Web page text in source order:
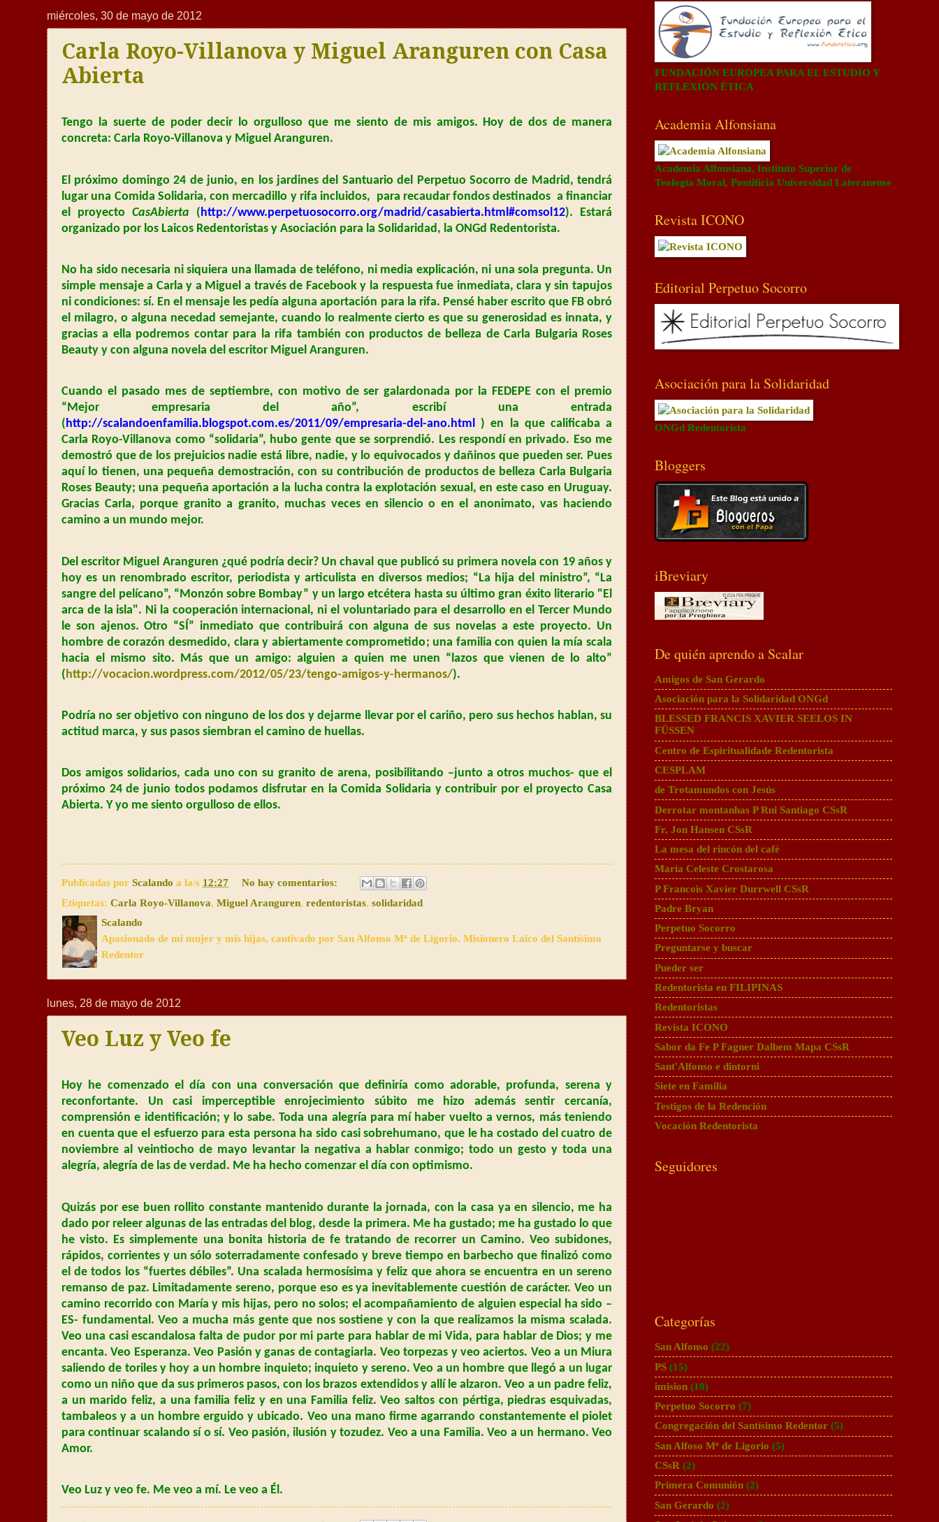
miércoles, 30 de mayo de 2012
Carla Royo-Villanova y Miguel Aranguren con Casa
Abierta
Tengo la suerte de poder decir lo orgulloso que me siento de mis amigos. Hoy de dos de manera
concreta: Carla Royo-Villanova y Miguel Aranguren.
El próximo domingo 24 de junio, en los jardines del Santuario del Perpetuo Socorro de Madrid, tendrá
lugar una Comida Solidaria, con mercadillo y rifa incluidos, para recaudar fondos destinados a financiar
el proyecto CasAbierta ( http://www.perpetuosocorro.org/madrid/casabierta.html#comsol12). Estará
organizado por los Laicos Redentoristas y Asociación para la Solidaridad, la ONGd Redentorista.
No ha sido necesaria ni siquiera una llamada de teléfono, ni media explicación, ni una sola pregunta. Un
simple mensaje a Carla y a Miguel a través de Facebook y la respuesta fue inmediata, clara y sin tapujos
ni condiciones: sí. En el mensaje les pedía alguna aportación para la rifa. Pensé haber escrito que FB obró
el milagro, o alguna necedad semejante, cuando lo realmente cierto es que su generosidad es innata, y
gracias a ella podremos contar para la rifa también con productos de belleza de Carla Bulgaria Roses
Beauty y con alguna novela del escritor Miguel Aranguren.
Cuando el pasado mes de septiembre, con motivo de ser galardonada por la FEDEPE con el premio
“Mejor empresaria del año”, escribí una entrada
(http://scalandoenfamilia.blogspot.com.es/2011/09/empresaria-del-ano.html ) en la que calificaba a
Carla Royo-Villanova como “solidaria”, hubo gente que se sorprendió. Les respondí en privado. Eso me
demostró que de los prejuicios nadie está libre, nadie, y lo equivocados y dañinos que pueden ser. Pues
aquí lo tienen, una pequeña demostración, con su contribución de productos de belleza Carla Bulgaria
Roses Beauty; una pequeña aportación a la lucha contra la explotación sexual, en este caso en Uruguay.
Gracias Carla, porque granito a granito, muchas veces en silencio o en el anonimato, vas haciendo
camino a un mundo mejor.
Del escritor Miguel Aranguren ¿qué podría decir? Un chaval que publicó su primera novela con 19 años y
hoy es un renombrado escritor, periodista y articulista en diversos medios; “La hija del ministro”, “La
sangre del pelícano”, “Monzón sobre Bombay” y un largo etcétera hasta su último gran éxito literario "El
arca de la isla". Ni la cooperación internacional, ni el voluntariado para el desarrollo en el Tercer Mundo
le son ajenos. Otro “SÍ” inmediato que contribuirá con alguna de sus novelas a este proyecto. Un
hombre de corazón desmedido, clara y abiertamente comprometido; una familia con quien la mía scala
hacia el mismo sito. Más que un amigo: alguien a quien me unen “lazos que vienen de lo alto”
( http://vocacion.wordpress.com/2012/05/23/tengo-amigos-y-hermanos/).
Podría no ser objetivo con ninguno de los dos y dejarme llevar por el cariño, pero sus hechos hablan, su
actitud marca, y sus pasos siembran el camino de huellas.
Dos amigos solidarios, cada uno con su granito de arena, posibilitando –junto a otros muchos- que el
próximo 24 de junio todos podamos disfrutar en la Comida Solidaria y contribuir por el proyecto Casa
Abierta. Y yo me siento orgulloso de ellos.
Publicadas por Scalando a la/s 12:27
No hay comentarios:
Etiquetas: Carla Royo-Villanova, Miguel Aranguren, redentoristas, solidaridad
Scalando
Apasionado de mi mujer y mis hijas, cautivado por San Alfonso Mª de Ligorio. Misionero Laico del Santísimo
Redentor
lunes, 28 de mayo de 2012
Veo Luz y Veo fe
Hoy he comenzado el día con una conversación que definiría como adorable, profunda, serena y
reconfortante. Un casi imperceptible enrojecimiento súbito me hizo además sentir cercanía,
comprensión e identificación; y lo sabe. Toda una alegría para mí haber vuelto a vernos, más teniendo
en cuenta que el esfuerzo para esta persona ha sido casi sobrehumano, que le ha costado del cuatro de
noviembre al veintiocho de mayo levantar la negativa a hablar conmigo; todo un gesto y toda una
alegría, alegría de las de verdad. Me ha hecho comenzar el día con optimismo.
Quizás por ese buen rollito constante mantenido durante la jornada, con la casa ya en silencio, me ha
dado por releer algunas de las entradas del blog, desde la primera. Me ha gustado; me ha gustado lo que
he visto. Es simplemente una bonita historia de fe tratando de recorrer un Camino. Veo subidones,
rápidos, corrientes y un sólo soterradamente confesado y breve tiempo en barbecho que finalizó como
el de todos los “fuertes débiles”. Una scalada hermosísima y feliz que ahora se encuentra en un sereno
remanso de paz. Limitadamente sereno, porque eso es ya inevitablemente cuestión de carácter. Veo un
camino recorrido con María y mis hijas, pero no solos; el acompañamiento de alguien especial ha sido –
ES- fundamental. Veo a mucha más gente que nos sostiene y con la que realizamos la misma scalada.
Veo una casi escandalosa falta de pudor por mi parte para hablar de mi Vida, para hablar de Dios; y me
encanta. Veo Esperanza. Veo Pasión y ganas de contagiarla. Veo torpezas y veo aciertos. Veo a un Miura
saliendo de toriles y hoy a un hombre inquieto; inquieto y sereno. Veo a un hombre que llegó a un lugar
como un niño que da sus primeros pasos, con los brazos extendidos y allí le alzaron. Veo a un padre feliz,
a un marido feliz, a una familia feliz y en una Familia feliz. Veo saltos con pértiga, piedras esquivadas,
tambaleos y a un hombre erguido y ubicado. Veo una mano firme agarrando constantemente el piolet
para continuar scalando sí o sí. Veo pasión, ilusión y tozudez. Veo a una Familia. Veo a un hermano. Veo
Amor.
Veo Luz y veo fe. Me veo a mí. Le veo a Él.
FUNDACIÓN EUROPEA PARA EL ESTUDIO Y
REFLEXIÓN ÉTICA
Academia Alfonsiana
Academia Alfonsiana, Instituto Superior de
Teología Moral, Pontificia Universidad Lateranense
Revista ICONO
Editorial Perpetuo Socorro
Asociación para la Solidaridad
ONGd Redentorista
Bloggers
iBreviary
De quién aprendo a Scalar
Amigos de San Gerardo
Asociación para la Solidaridad ONGd
BLESSED FRANCIS XAVIER SEELOS IN
FÜSSEN
Centro de Espiritualidade Redentorista
CESPLAM
de Trotamundos con Jesús
Derrotar montanhas P Rui Santiago CSsR
Fr, Jon Hansen CSsR
La mesa del rincón del café
María Celeste Crostarosa
P Francois Xavier Durrwell CSsR
Padre Bryan
Perpetuo Socorro
Preguntarse y buscar
Pueder ser
Redentorista en FILIPINAS
Redentoristas
Revista ICONO
Sabor da Fe P Fagner Dalbem Mapa CSsR
Sant'Alfonso e dintorni
Siete en Familia
Testigos de la Redención
Vocación Redentorista
Seguidores
Categorías
San Alfonso (22)
PS (15)
imision (10)
Perpetuo Socorro (7)
Congregación del Santísimo Redentor (5)
San Alfoso Mª de Ligorio (5)
CSsR (2)
Primera Comunión (2)
San Gerardo (2)